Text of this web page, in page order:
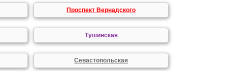
Проспект Вернадского
Тушинская
Севастопольская